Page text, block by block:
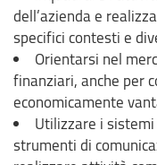
dell’azienda e
specifici contesti e
Orientarsi nel
finanziari, anche per
economicamente
Utilizzare i
strumenti di